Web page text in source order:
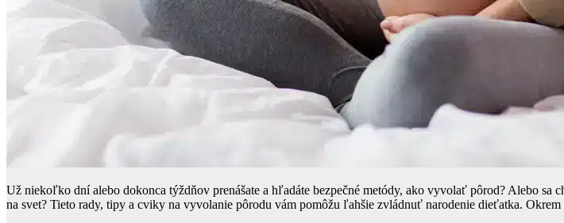
Už niekoľko dní alebo dokonca týždňov prenášate a hľadáte bezpečné metódy, ako vyvolať pôrod? Alebo
na svet? Tieto rady, tipy a cviky na vyvolanie pôrodu vám pomôžu ľahšie zvládnuť narodenie dieťatka.